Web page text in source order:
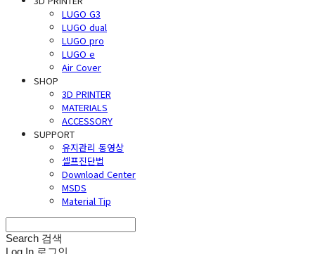
LUGO G3
LUGO dual
LUGO pro
LUGO e
Air Cover
SHOP
3D PRINTER
MATERIALS
ACCESSORY
SUPPORT
유지관리 동영상
셀프진단법
Download Center
MSDS
Material Tip
Search 검색
Log In 로그인